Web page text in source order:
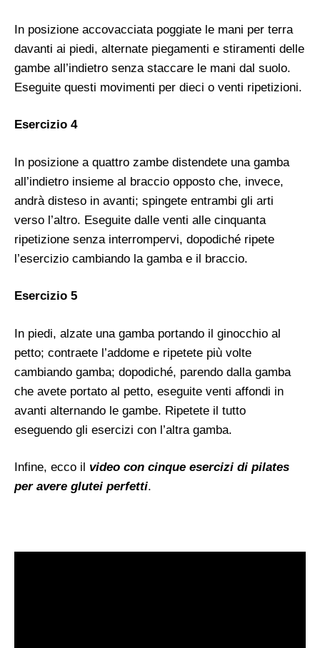
In posizione accovacciata poggiate le mani per terra
davanti ai piedi, alternate piegamenti e stiramenti delle
gambe all’indietro senza staccare le mani dal suolo.
Eseguite questi movimenti per dieci o venti ripetizioni.
Esercizio 4
In posizione a quattro zambe distendete una gamba
all’indietro insieme al braccio opposto che, invece,
andrà disteso in avanti; spingete entrambi gli arti
verso l’altro. Eseguite dalle venti alle cinquanta
ripetizione senza interrompervi, dopodiché ripete
l’esercizio cambiando la gamba e il braccio.
Esercizio 5
In piedi, alzate una gamba portando il ginocchio al
petto; contraete l’addome e ripetete più volte
cambiando gamba; dopodiché, parendo dalla gamba
che avete portato al petto, eseguite venti affondi in
avanti alternando le gambe. Ripetete il tutto
eseguendo gli esercizi con l’altra gamba.
Infine, ecco il video con cinque esercizi di pilates
per avere glutei perfetti.